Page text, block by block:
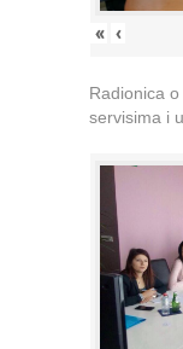
« ‹
Radionica
servisima i